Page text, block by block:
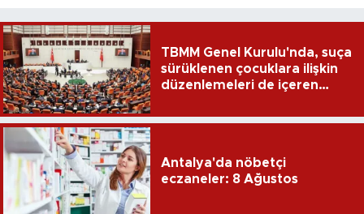
TBMM Genel Kurulu'nda, suça
sürüklenen çocuklara ilişkin
düzenlemeleri de içeren
edildi
Antalya'da nöbetçi
eczaneler: 8 Ağustos